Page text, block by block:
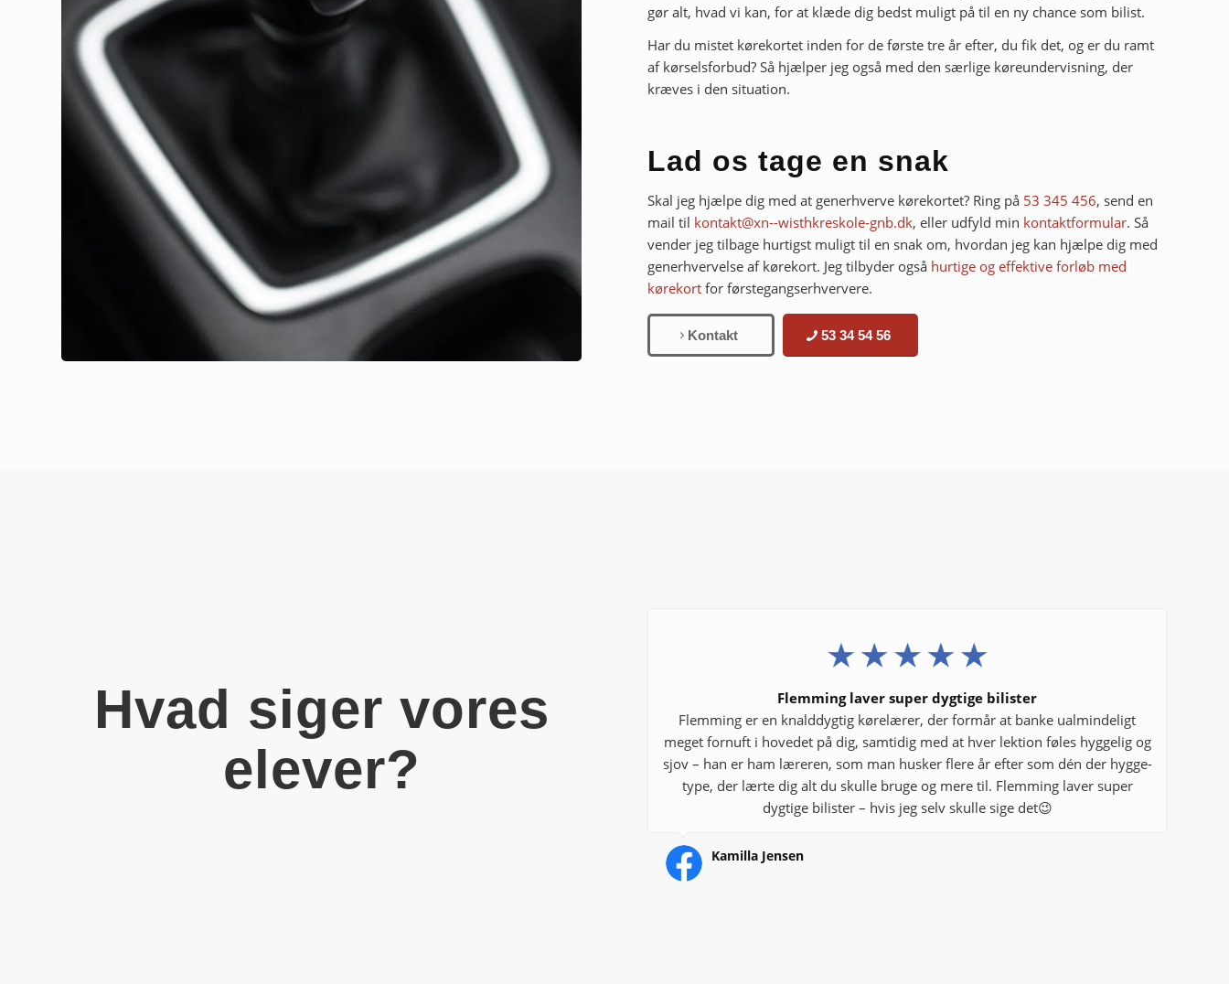
gør alt, hvad vi kan, for at klæde dig bedst muligt på til en ny chance som bilist.
Har du mistet kørekortet inden for de første tre år efter, du fik det, og er du ramt
af kørselsforbud? Så hjælper jeg også med den særlige køreundervisning, der
kræves i den situation.
Lad os tage en snak
Skal jeg hjælpe dig med at generhverve kørekortet? Ring på 53 345 456, send en
mail til kontakt@xn--wisthkreskole-gnb.dk, eller udfyld min kontaktformular. Så
vender jeg tilbage hurtigst muligt til en snak om, hvordan jeg kan hjælpe dig med
generhvervelse af kørekort. Jeg tilbyder også hurtige og effektive forløb med
kørekort for førstegangserhververe.
Kontakt 53 34 54 56
Hvad siger vores
elever?
Flemming laver super dygtige bilister
Flemming er en knalddygtig kørelærer, der formår at banke ualmindeligt
meget fornuft i hovedet på dig, samtidig med at hver lektion føles hyggelig og
sjov – han er ham læreren, som man husker flere år efter som dén der hygge-
type, der lærte dig alt du skulle bruge og mere til. Flemming laver super
dygtige bilister – hvis jeg selv skulle sige det😉
Kamilla Jensen